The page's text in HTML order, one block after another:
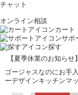
チャット
オンライン相談
カート
サポ
探す
【夏季休業のお知らせ】
ゴージャスなのにお手
ーデザインキッチンマ